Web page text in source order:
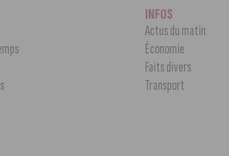
INFOS
Actus du matin
Économie
Faits divers
Transport